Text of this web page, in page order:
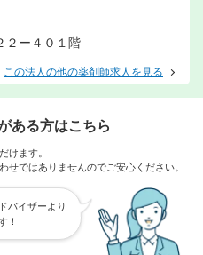
２ー４０１階
この法人の他の薬剤師求人を見る
ある方はこちら
けます。
せではありませんのでご安心ください。
バイザーより
！